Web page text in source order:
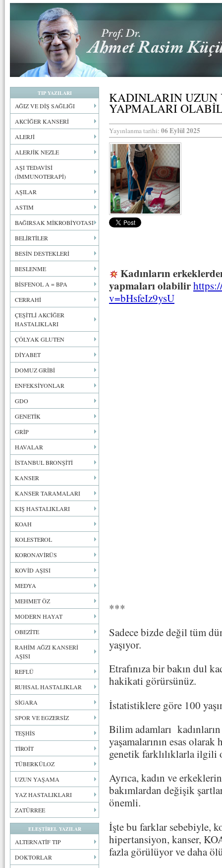
TIP YAZILARI
AĞIZ VE DİŞ SAĞLIĞI
AKCİĞER KANSERİ
ALERJİ
ALERJİK NEZLE
AŞI TEDAVİSİ
(İMMUNOTERAPİ)
AŞILAR
ASTIM
BAĞIRSAK MİKROBİYOTASI
BELİRTİLER
BESİN DESTEKLERİ
BESLENME
BİSFENOL A = BPA
CERRAHİ
ÇEŞİTLİ AKCİĞER
HASTALIKLARI
ÇÖLYAK GLUTEN
DİYABET
DOMUZ GRİBİ
ENFEKSİYONLAR
GDO
GENETİK
GRİP
HAVALAR
İSTANBUL BRONŞİTİ
KANSER
KANSER TARAMALARI
KIŞ HASTALIKLARI
KOAH
KOLESTEROL
KORONAVİRÜS
KOVİD AŞISI
MEDYA
MEHMET ÖZ
MODERN HAYAT
OBEZİTE
RAHİM AĞZI KANSERİ
AŞISI
REFLÜ
RUHSAL HASTALIKLAR
SİGARA
SPOR VE EGZERSİZ
TEŞHİS
TİROİT
TÜBERKÜLOZ
UZUN YAŞAMA
YAZ HASTALIKLARI
ZATÜRREE
ELEŞTİREL YAZILAR
ALTERNATİF TIP
DOKTORLAR
KADINLARIN UZUN
YAPMALARI
Yayınlanma tarihi: 06 Eylül 2025
Kadınların
yapmaları olabilir
v=bHsfeIz9ysU
***
Sadece bizde değil tüm
yaşıyor.
Etrafınıza bir bakın dul
hakikati görürsünüz.
İstatistiklere göre 100
Bilim adamları
yaşamalarının esas
genetik farklılıklarla ilgili
Ayrıca, kadın ve
bakımlardan değişik
önemli.
İşte bu farklar sebebiyle,
hipertansiyon, kanser,
fazla görülüyor ve daha